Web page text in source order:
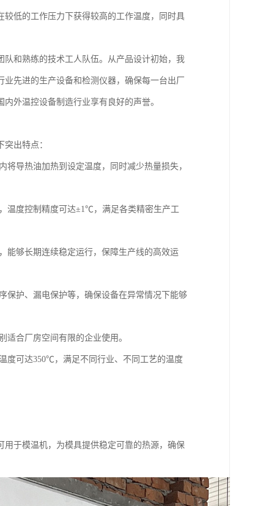
低的工作压力下获得较高的工作温度，同时具
和熟练的技术工人队伍。从产品设计初始，我
先进的生产设备和检测仪器，确保每一台出厂
外温控设备制造行业享有良好的声誉。
出特点：
导热油加热到设定温度，同时减少热量损失，
温度控制精度可达±1℃，满足各类精密生产工
能够长期连续稳定运行，保障生产线的高效运
保护、漏电保护等，确保设备在异常情况下能够
合厂房空间有限的企业使用。
度可达350℃，满足不同行业、不同工艺的温度
于模温机，为模具提供稳定可靠的热源，确保